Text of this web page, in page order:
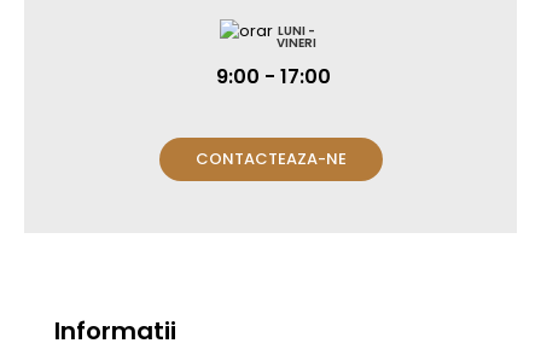
LUNI -
VINERI
9:00 - 17:00
CONTACTEAZA-NE
Informatii